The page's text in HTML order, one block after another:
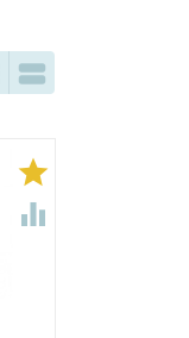


